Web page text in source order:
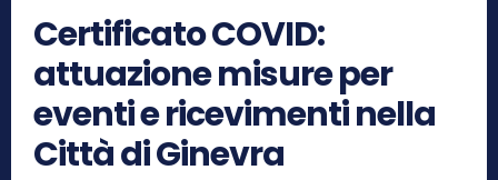
Certificato COVID:
attuazione misure per
eventi e ricevimenti nella
Città di Ginevra